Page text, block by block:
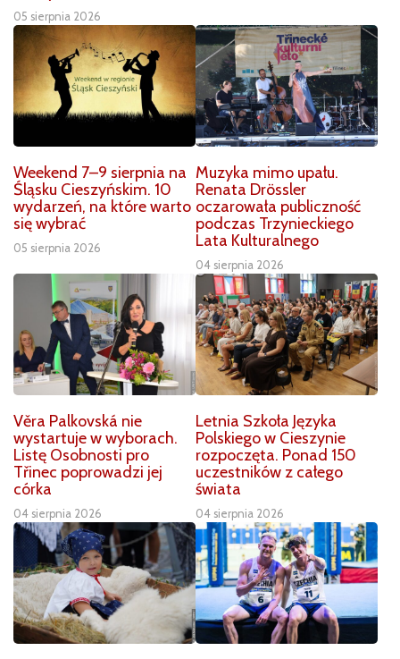
05 sierpnia 2026
Weekend 7–9 sierpnia na
Śląsku Cieszyńskim. 10
wydarzeń, na które warto
się wybrać
05 sierpnia 2026
Muzyka mimo upału.
Renata Drössler
oczarowała publiczność
podczas Trzynieckiego
Lata Kulturalnego
04 sierpnia 2026
Věra Palkovská nie
wystartuje w wyborach.
Listę Osobnosti pro
Třinec poprowadzi jej
córka
04 sierpnia 2026
Letnia Szkoła Języka
Polskiego w Cieszynie
rozpoczęta. Ponad 150
uczestników z całego
świata
04 sierpnia 2026